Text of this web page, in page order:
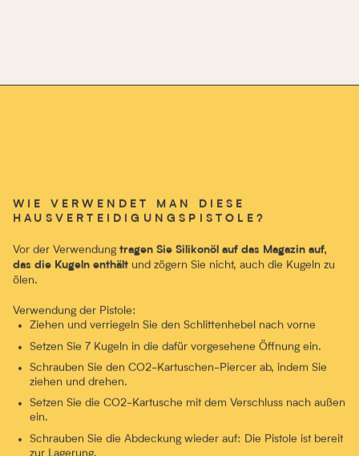
WIE VERWENDET MAN DIESE
HAUSVERTEIDIGUNGSPISTOLE?
Vor der Verwendung tragen Sie Silikonöl auf das Magazin auf,
das die Kugeln enthält und zögern Sie nicht, auch die Kugeln zu
ölen.
Verwendung der Pistole:
Ziehen und verriegeln Sie den Schlittenhebel nach vorne
Setzen Sie 7 Kugeln in die dafür vorgesehene Öffnung ein.
Schrauben Sie den CO2-Kartuschen-Piercer ab, indem Sie
ziehen und drehen.
Setzen Sie die CO2-Kartusche mit dem Verschluss nach außen
ein.
Schrauben Sie die Abdeckung wieder auf: Die Pistole ist bereit
zur Lagerung.